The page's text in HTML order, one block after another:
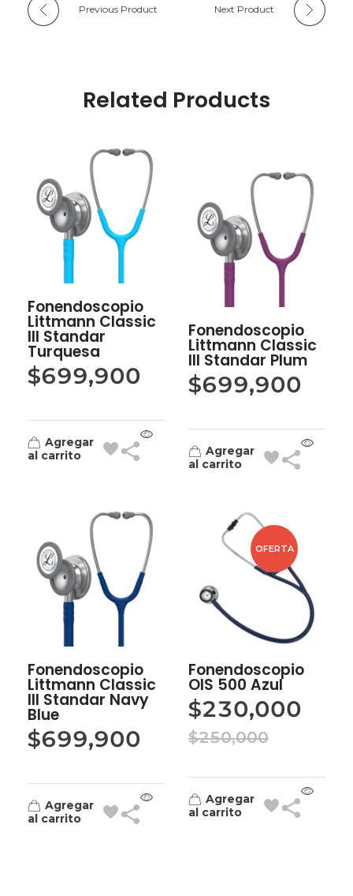
Previous Product Next Product
Related Products
Fonendoscopio
Littmann Classic
III Standar
Turquesa
$699,900
Agregar
al carrito
Fonendoscopio
Littmann Classic
III Standar Plum
$699,900
Agregar
al carrito
Fonendoscopio
Littmann Classic
III Standar Navy
Blue
$699,900
Agregar
al carrito
OFERTA
Fonendoscopio
OIS 500 Azul
$230,000
$250,000
Agregar
al carrito